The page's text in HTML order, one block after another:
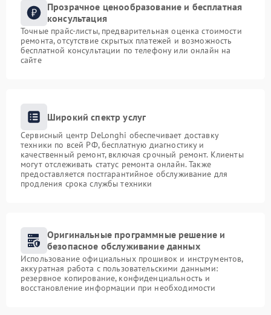
Прозрачное ценообразование и бесплатная
консультация
Точные прайс-листы, предварительная оценка стоимости
ремонта, отсутствие скрытых платежей и возможность
бесплатной консультации по телефону или онлайн на
сайте
Широкий спектр услуг
Сервисный центр DeLonghi обеспечивает доставку
техники по всей РФ, бесплатную диагностику и
качественный ремонт, включая срочный ремонт. Клиенты
могут отслеживать статус ремонта онлайн. Также
предоставляется постгарантийное обслуживание для
продления срока службы техники
Оригинальные программные решение и
безопасное обслуживание данных
Использование официальных прошивок и инструментов,
аккуратная работа с пользовательскими данными:
резервное копирование, конфиденциальность и
восстановление информации при необходимости